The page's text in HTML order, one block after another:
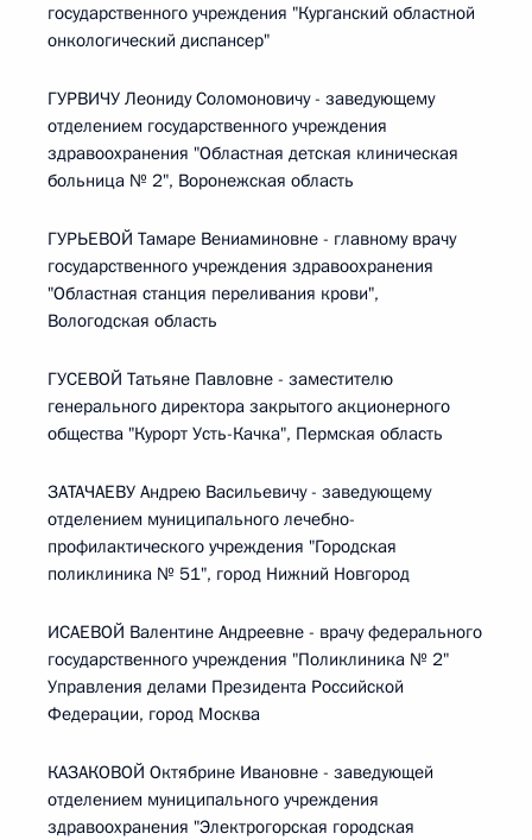
государственного учреждения "Курганский областной
онкологический диспансер"
ГУРВИЧУ Леониду Соломоновичу - заведующему
отделением государственного учреждения
здравоохранения "Областная детская клиническая
больница № 2", Воронежская область
ГУРЬЕВОЙ Тамаре Вениаминовне - главному врачу
государственного учреждения здравоохранения
"Областная станция переливания крови",
Вологодская область
ГУСЕВОЙ Татьяне Павловне - заместителю
генерального директора закрытого акционерного
общества "Курорт Усть-Качка", Пермская область
ЗАТАЧАЕВУ Андрею Васильевичу - заведующему
отделением муниципального лечебно-
профилактического учреждения "Городская
поликлиника № 51", город Нижний Новгород
ИСАЕВОЙ Валентине Андреевне - врачу федерального
государственного учреждения "Поликлиника № 2"
Управления делами Президента Российской
Федерации, город Москва
КАЗАКОВОЙ Октябрине Ивановне - заведующей
отделением муниципального учреждения
здравоохранения "Электрогорская городская